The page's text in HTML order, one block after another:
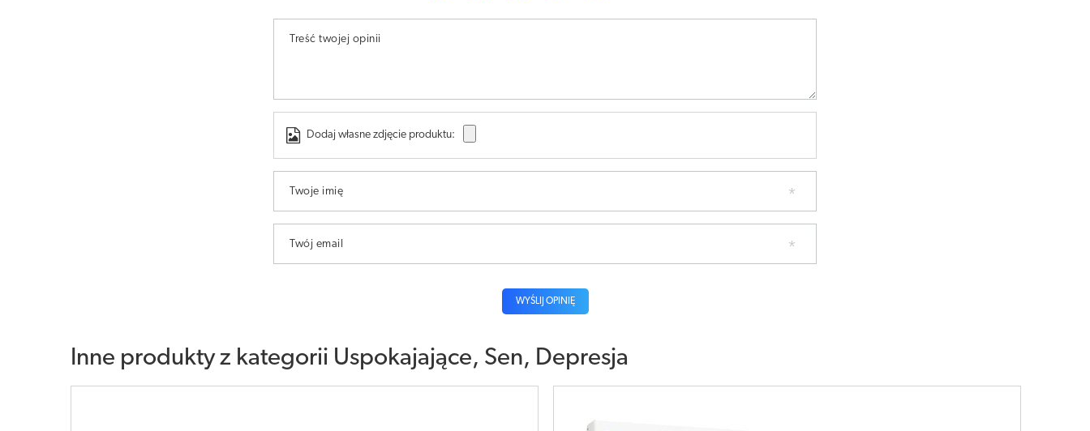
Treść twojej opinii
Dodaj własne zdjęcie produktu:
Twoje imię
Twój email
WYŚLIJ OPINIĘ
Inne produkty z kategorii Uspokajające, Sen, Depresja